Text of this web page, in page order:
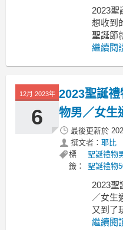
2023聖
想收到
聖誕節
什麼好
禮物
dcard
想要準
繼續閱
12月 2023年
6
2023聖誕
物男／女生
最後更新於
撰文者： 耶比
標
籤：
聖誕禮物
聖誕禮物
2023聖
／女生
又到了
實用
繼續閱